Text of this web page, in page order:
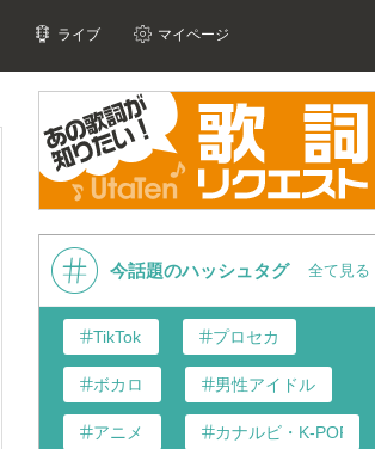
ライブ マイページ
今話題のハッシュタグ 全て見る
TikTok プロセカ
ボカロ 男性アイドル
アニメ カナルビ・K-POP和訳